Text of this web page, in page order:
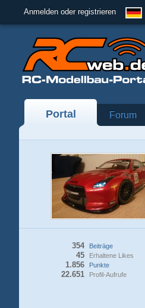
Anmelden oder registrieren
Portal Forum
Beiträge
354
Erhaltene Likes
45
Punkte
1.856
Profil-Aufrufe
22.651